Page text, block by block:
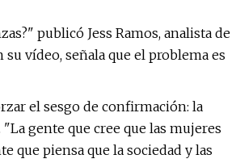
publicó Jess Ramos, analista de
vídeo, señala que el problema es
el sesgo de confirmación: la
gente que cree que las mujeres
que piensa que la sociedad y las